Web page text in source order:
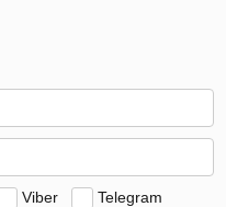
Viber Telegram